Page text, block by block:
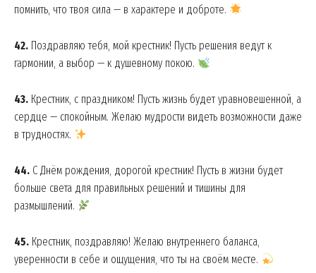
помнить, что твоя сила — в характере и доброте.
42. Поздравляю тебя, мой крестник! Пусть решения ведут к
гармонии, а выбор — к душевному покою.
43. Крестник, с праздником! Пусть жизнь будет уравновешенной, а
сердце — спокойным. Желаю мудрости видеть возможности даже
в трудностях.
44. С Днём рождения, дорогой крестник! Пусть в жизни будет
больше света для правильных решений и тишины для
размышлений.
45. Крестник, поздравляю! Желаю внутреннего баланса,
уверенности в себе и ощущения, что ты на своём месте.